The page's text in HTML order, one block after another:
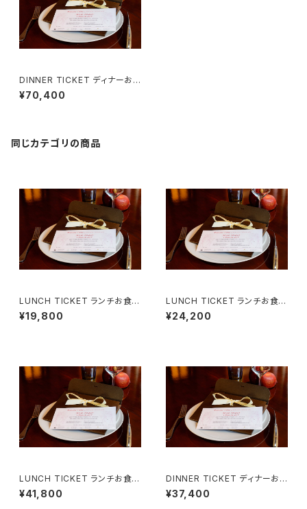
DINNER TICKET ディナーお
食事券 （２名様用）Menu Deg
ustation
¥70,400
同じカテゴリの商品
LUNCH TICKET ランチお食事
券 （２名様用）Menu Courtois
ie
¥19,800
LUNCH TICKET ランチお食事
券 （２名様用）Menu Gourman
d
¥24,200
LUNCH TICKET ランチお食事
券 （２名様用）Menu Tentatio
n
¥41,800
DINNER TICKET ディナーお
食事券 （２名様用）Menu Sign
ature
¥37,400